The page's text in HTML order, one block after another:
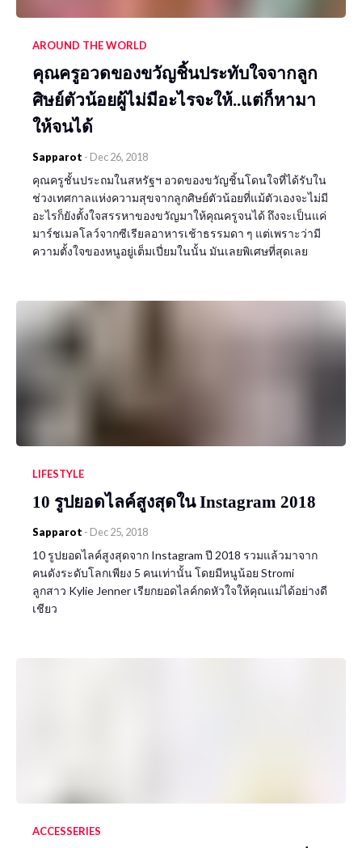
AROUND THE WORLD
คุณครูอวดของขวัญชิ้นประทับใจจากลูก
ศิษย์ตัวน้อยผู้ไม่มีอะไรจะให้..แต่ก็หามา
ให้จนได้
Sapparot - Dec 26, 2018
คุณครูชั้นประถมในสหรัฐฯ อวดของขวัญชิ้นโดนใจที่ได้รับใน
ช่วงเทศกาลแห่งความสุขจากลูกศิษย์ตัวน้อยที่แม้ตัวเองจะไม่มี
อะไรก็ยังตั้งใจสรรหาของขวัญมาให้คุณครูจนได้ ถึงจะเป็นแค่
มาร์ชเมลโลว์จากซีเรียลอาหารเช้าธรรมดา ๆ แต่เพราะว่ามี
ความตั้งใจของหนูอยู่เต็มเปี่ยมในนั้น มันเลยพิเศษที่สุดเลย
LIFESTYLE
10 รูปยอดไลค์สูงสุดใน Instagram 2018
Sapparot - Dec 25, 2018
10 รูปยอดไลค์สูงสุดจาก Instagram ปี 2018 รวมแล้วมาจาก
คนดังระดับโลกเพียง 5 คนเท่านั้น โดยมีหนูน้อย Stromi
ลูกสาว Kylie Jenner เรียกยอดไลค์กดหัวใจให้คุณแม่ได้อย่างดี
เชียว
ACCESSERIES